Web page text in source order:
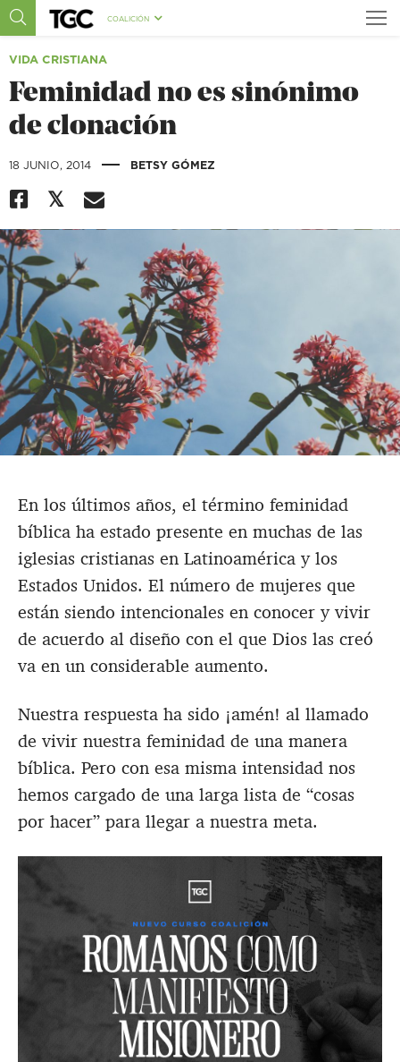
COALICIÓN
VIDA CRISTIANA
Feminidad no es sinónimo
de clonación
18 JUNIO, 2014 | BETSY GÓMEZ
En los últimos años, el término feminidad
bíblica ha estado presente en muchas de las
iglesias cristianas en Latinoamérica y los
Estados Unidos. El número de mujeres que
están siendo intencionales en conocer y vivir
de acuerdo al diseño con el que Dios las creó
va en un considerable aumento.
Nuestra respuesta ha sido ¡amén! al llamado
de vivir nuestra feminidad de una manera
bíblica. Pero con esa misma intensidad nos
hemos cargado de una larga lista de “cosas
por hacer” para llegar a nuestra meta.